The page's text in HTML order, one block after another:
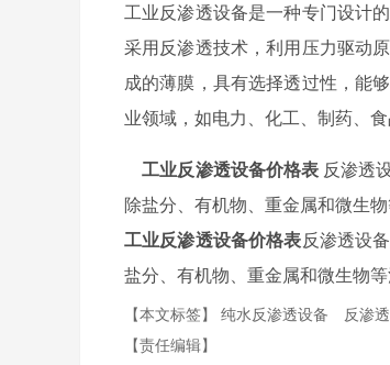
工业反渗透设备是一种专门设计
采用反渗透技术，利用压力驱动
成的薄膜，具有选择透过性，能
业领域，如电力、化工、制药、
工业反渗透设备价格表 反渗透
除盐分、有机物、重金属和微生
工业反渗透设备价格表反渗透设
盐分、有机物、重金属和微生物
【本文标签】 纯水反渗透设备 反渗
【责任编辑】